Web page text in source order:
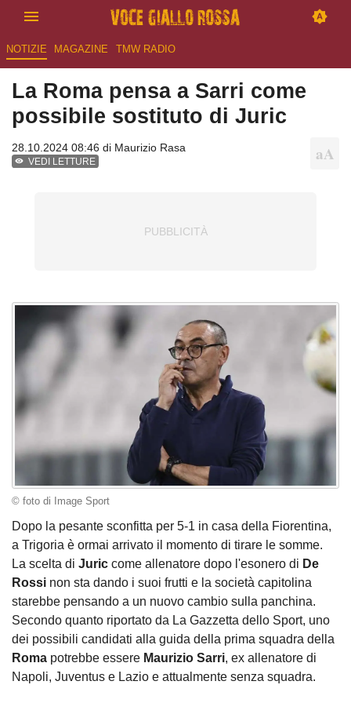
NOTIZIE MAGAZINE TMW RADIO
La Roma pensa a Sarri come
possibile sostituto di Juric
28.10.2024 08:46 di Maurizio Rasa
VEDI LETTURE
© foto di Image Sport
Dopo la pesante sconfitta per 5-1 in casa della Fiorentina,
a Trigoria è ormai arrivato il momento di tirare le somme.
La scelta di Juric come allenatore dopo l'esonero di De
Rossi non sta dando i suoi frutti e la società capitolina
starebbe pensando a un nuovo cambio sulla panchina.
Secondo quanto riportato da La Gazzetta dello Sport, uno
dei possibili candidati alla guida della prima squadra della
Roma potrebbe essere Maurizio Sarri, ex allenatore di
Napoli, Juventus e Lazio e attualmente senza squadra.